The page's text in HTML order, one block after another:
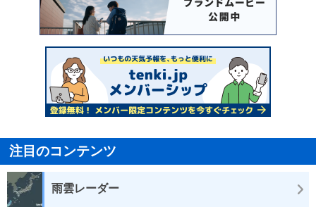
注目のコンテンツ
雨雲レーダー